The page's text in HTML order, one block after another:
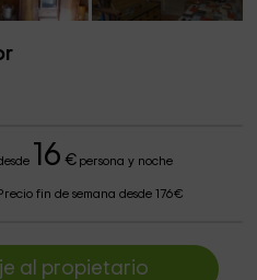
16 €persona y noche
Precio fin de semana desde 176€
al propietario